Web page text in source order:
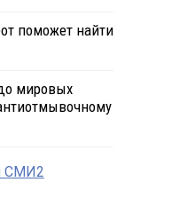
поможет найти
мировых
СМИ2